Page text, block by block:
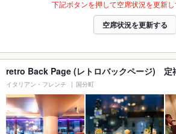
下記ボタンを押して空席状況を更新し
空席状況を更新する
retro Back Page (レトロバックページ) 定
イタリアン・フレンチ 国分町